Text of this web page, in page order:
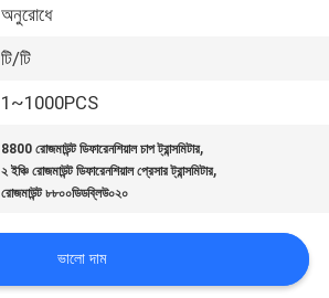
অনুরোধে
টি/টি
1~1000PCS
8800 রোজমাউন্ট ডিফারেনশিয়াল চাপ ট্রান্সমিটার,
২ ইঞ্চি রোজমাউন্ট ডিফারেনশিয়াল প্রেসার ট্রান্সমিটার,
রোজমাউন্ট ৮৮০০ডিডব্লিউ০২০
ভালো দাম